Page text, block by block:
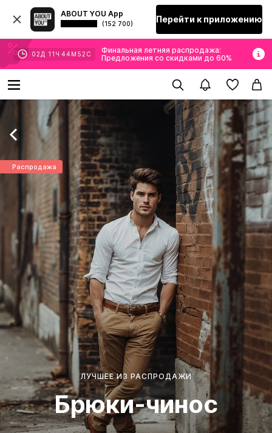
ABOUT YOU App
(152 700) Перейти к приложению
02 Д 11 Ч 44 М 50 С
Финальная летняя распродажа:
Предложения со скидками до 60%
Распродажа
ЛУЧШЕЕ ИЗ РАСПРОДАЖИ
Брюки-чинос